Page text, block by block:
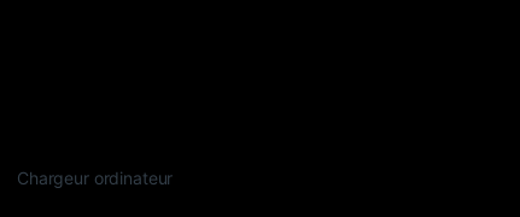
Chargeur ordinateur